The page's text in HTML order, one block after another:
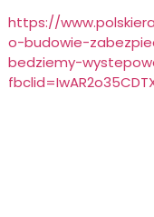
https://
o-budowie-
bedziemy-